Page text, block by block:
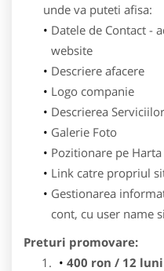
unde va puteti afisa:
Datele de Contact -
website
Descriere afacere
Logo companie
Descrierea
Galerie Foto
Pozitionare pe
Link catre propriul
Gestionarea
cont, cu user name
Preturi promovare:
400 ron / 12 luni